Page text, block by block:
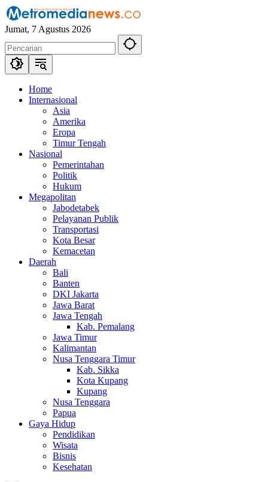
Langsung
ke
konten
Jumat, 7 Agustus 2026
Home
Internasional
Asia
Amerika
Eropa
Timur Tengah
Nasional
Pemerintahan
Politik
Hukum
Megapolitan
Jabodetabek
Pelayanan Publik
Transportasi
Kota Besar
Kemacetan
Daerah
Bali
Banten
DKI Jakarta
Jawa Barat
Jawa Tengah
Kab. Pemalang
Jawa Timur
Kalimantan
Nusa Tenggara Timur
Kab. Sikka
Kota Kupang
Kupang
Nusa Tenggara
Papua
Gaya Hidup
Pendidikan
Wisata
Bisnis
Kesehatan